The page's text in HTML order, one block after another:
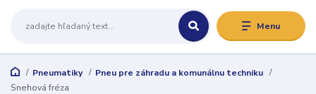
Menu
Pneumatiky
Pneu pre záhradu a komunálnu techniku
Snehová fréza